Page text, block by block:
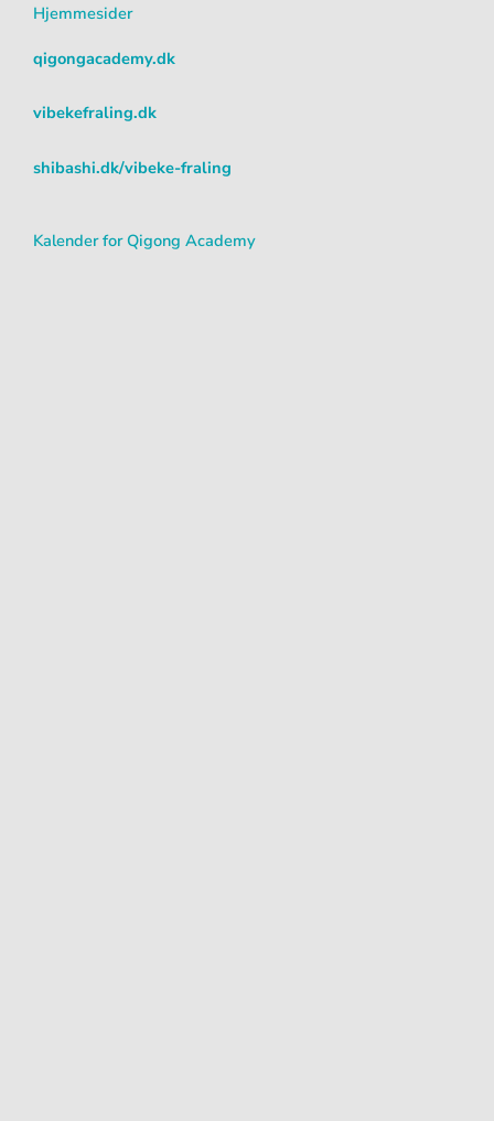
g
r
a
m
o
o
k
Hjemmesider
qigongacademy.dk
vibekefraling.dk
shibashi.dk/vibeke-fraling
Kalender for Qigong Academy